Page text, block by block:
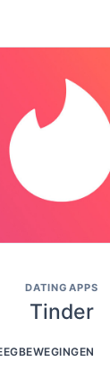
DATINGAPPS
Tinder